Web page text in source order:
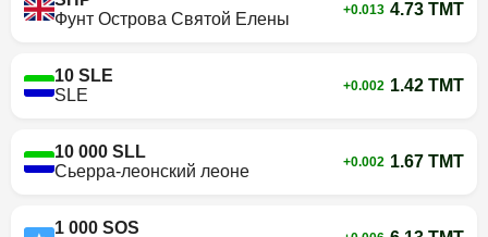
Фунт Острова Святой Елены
+0.013 4.73 TMT
10 SLE
SLE
+0.002 1.42 TMT
10 000 SLL
Сьерра-леонский леоне
+0.002 1.67 TMT
1 000 SOS